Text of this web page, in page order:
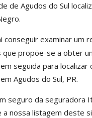
de Agudos do Sul
conseguir examinar um
propõe-se a obter
seguida para
Agudos do Sul, PR.
seguro da seguradora
a nossa listagem deste